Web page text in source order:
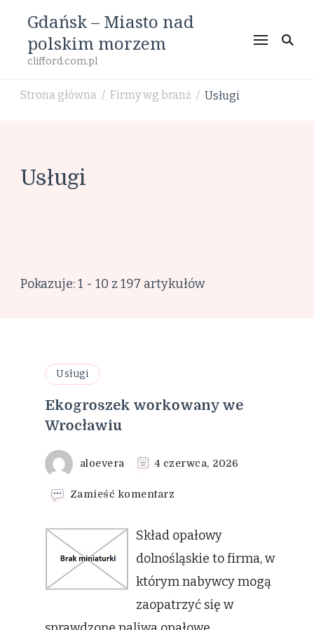
Gdańsk – Miasto nad
polskim morzem
clifford.com.pl
Strona główna / Firmy wg branż / Usługi
Usługi
Pokazuje: 1 - 10 z 197 artykułów
Usługi
Ekogroszek workowany we
Wrocławiu
aloevera 4 czerwca, 2026
Zamieść komentarz
workowany
we
Wrocławiu
Skład opałowy
dolnośląskie to firma, w
którym nabywcy mogą
zaopatrzyć się w